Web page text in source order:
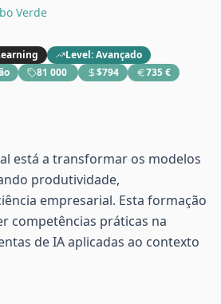
Verde
Level:Avançado
81 000 ​ $794 735 €
está a transformar os modelos
produtividade,
empresarial. Esta formação
competências práticas na
de IA aplicadas ao contexto